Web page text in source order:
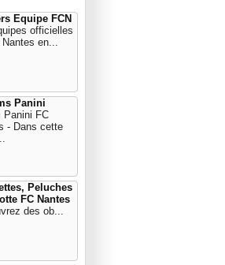
Equipe FCN
officielles
en...
Panini
Panini FC
- Dans cette
Peluches
FC Nantes
des ob...